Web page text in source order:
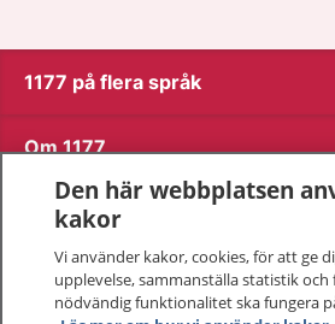
1177 på flera språk
Om 1177
Kontakt
Behandling av personuppgifter
Den här webbplatsen
kakor
Vi använder kakor, cookies, för att ge
upplevelse, sammanställa statistik och
nödvändig funktionalitet ska fungera